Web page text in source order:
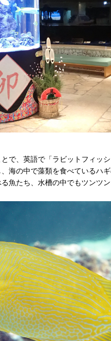
で、英語で「ラビットフィッ
海の中で藻類を食べているハ
魚たち、水槽の中でもツンツ